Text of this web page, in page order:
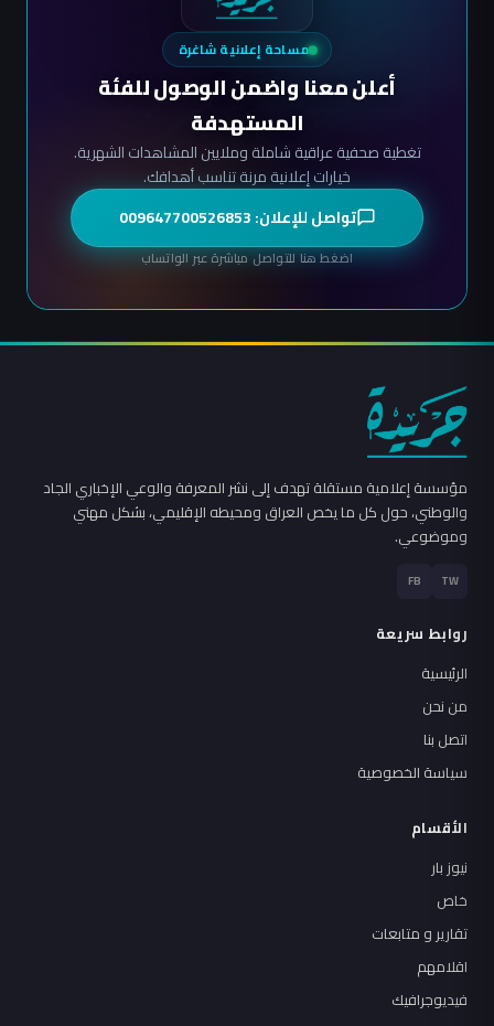
مساحة إعلانية شاغرة
أعلن معنا واضمن الوصول للفئة
المستهدفة
تغطية صحفية عراقية شاملة وملايين المشاهدات الشهرية.
خيارات إعلانية مرنة تناسب أهدافك.
تواصل للإعلان: 009647700526853
اضغط هنا للتواصل مباشرة عبر الواتساب
مؤسسة إعلامية مستقلة تهدف إلى نشر المعرفة والوعي الإخباري الجاد
والوطني، حول كل ما يخص العراق ومحيطه الإقليمي، بشكل مهني
وموضوعي.
TW
FB
روابط سريعة
الرئيسية
من نحن
اتصل بنا
سياسة الخصوصية
الأقسام
نيوز بار
خاص
تقارير و متابعات
اقلامهم
فيديوجرافيك